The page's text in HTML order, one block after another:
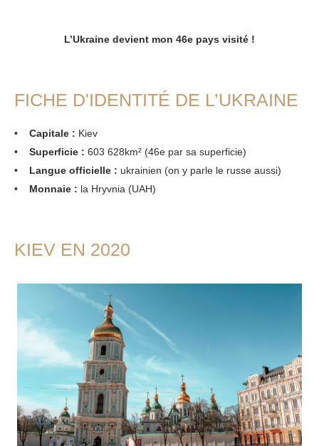
L’Ukraine devient mon 46e pays visité !
FICHE D'IDENTITÉ DE L’UKRAINE
• Capitale : Kiev
•
Superficie : 603 628km² (46e par sa superficie)
• Langue officielle : ukrainien (on y parle le russe aussi)
• Monnaie : la Hryvnia (UAH)
KIEV EN 2020